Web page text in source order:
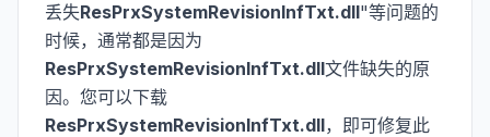
丢失ResPrxSystemRevisionInfTxt.dll"等问题的
时候，通常都是因为
ResPrxSystemRevisionInfTxt.dll文件缺失的原
因。您可以下载
ResPrxSystemRevisionInfTxt.dll，即可修复此